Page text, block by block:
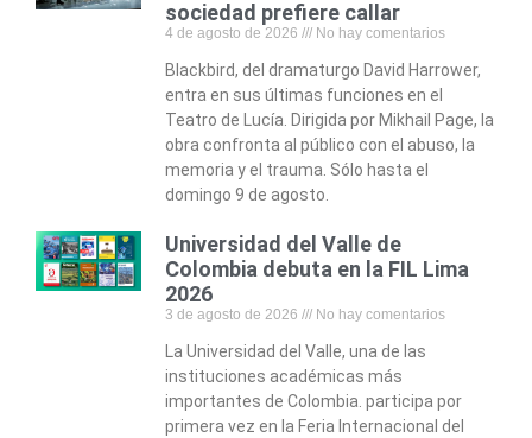
sociedad prefiere callar
4 de agosto de 2026 No hay comentarios
Blackbird, del dramaturgo David Harrower,
entra en sus últimas funciones en el
Teatro de Lucía. Dirigida por Mikhail Page, la
obra confronta al público con el abuso, la
memoria y el trauma. Sólo hasta el
domingo 9 de agosto.
Universidad del Valle de
Colombia debuta en la FIL Lima
2026
3 de agosto de 2026 No hay comentarios
La Universidad del Valle, una de las
instituciones académicas más
importantes de Colombia. participa por
primera vez en la Feria Internacional del